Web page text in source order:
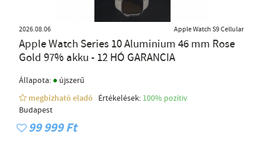
2026.08.06 Apple Watch S9 Cellular
Apple Watch Series 10 Aluminium 46 mm Rose
Gold 97% akku - 12 HÓ GARANCIA
Állapota: ● újszerű
megbízható eladó
Értékelések: 100% pozítiv
Budapest
99 999 Ft